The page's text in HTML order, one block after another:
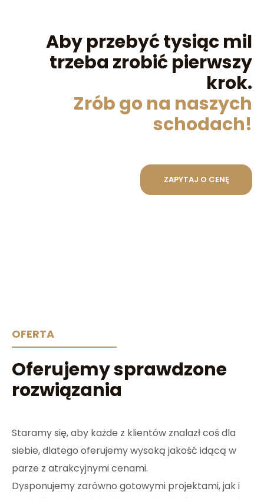
Aby przebyć tysiąc mil
trzeba zrobić pierwszy
krok.
Zrób go na naszych
schodach!
ZAPYTAJ O CENĘ
OFERTA
Oferujemy sprawdzone
rozwiązania
Staramy się, aby każde z klientów znalazł coś dla
siebie, dlatego oferujemy wysoką jakość idącą w
parze z atrakcyjnymi cenami.
Dysponujemy zarówno gotowymi projektami, jak i